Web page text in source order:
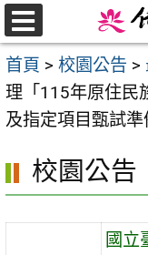
跳
至
主
要
內
首頁 > 校園公告 >
理「115年原住民
及指定項目甄試準
校園公告
國立
選
單